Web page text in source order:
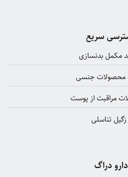
سریع
مکمل بدنسازی
محصولات جنسی
مراقبت از پوست
زگیل تناسلی
دارو دراگ